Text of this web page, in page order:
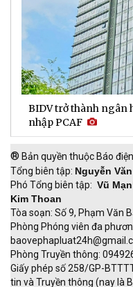
BIDV trở thành ngân
nhập PCAF
® Bản quyền thuộc Báo
Tổng biên tập: Nguyễn
Phó Tổng biên tập: Vũ
Kim Thoan
Tòa soạn: Số 9, Phạm Văn
Phòng Phóng viên đa
Phòng Truyền thông:
Giấy phép số 258/GP-
tin và Truyền thông (nay là